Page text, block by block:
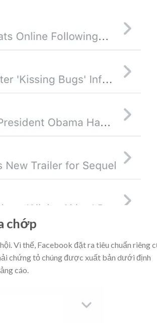
chớp
Vì thế, Facebook đặt ra tiêu chuẩn riêng
chứng tỏ chúng được xuất bản dưới định
cáo.